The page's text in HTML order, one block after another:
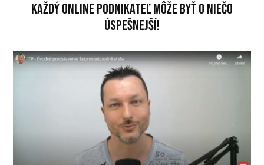
Každý online podnikateľ môže byť o niečo
úspešnejší!